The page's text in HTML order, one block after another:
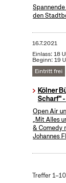
den
16.7.2021
Einlass: 18
Beginn: 19
Eintritt frei
Kölner
Scharf"
Open Air
„Mit Alles
& Comedy
Johannes
Treffer